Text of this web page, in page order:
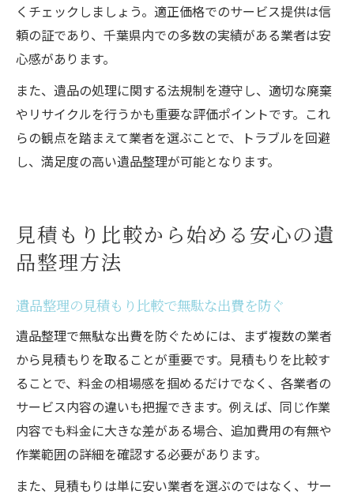
くチェックしましょう。適正価格でのサービス提供は信
頼の証であり、千葉県内での多数の実績がある業者は安
心感があります。
また、遺品の処理に関する法規制を遵守し、適切な廃棄
やリサイクルを行うかも重要な評価ポイントです。これ
らの観点を踏まえて業者を選ぶことで、トラブルを回避
し、満足度の高い遺品整理が可能となります。
見積もり比較から始める安心の遺
品整理方法
遺品整理の見積もり比較で無駄な出費を防ぐ
遺品整理で無駄な出費を防ぐためには、まず複数の業者
から見積もりを取ることが重要です。見積もりを比較す
ることで、料金の相場感を掴めるだけでなく、各業者の
サービス内容の違いも把握できます。例えば、同じ作業
内容でも料金に大きな差がある場合、追加費用の有無や
作業範囲の詳細を確認する必要があります。
また、見積もりは単に安い業者を選ぶのではなく、サー